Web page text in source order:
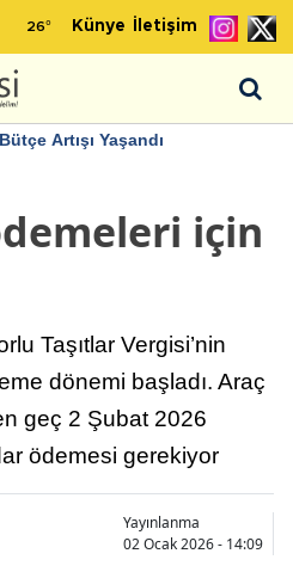
26° Künye İletişim
Artışı Yaşandı
için
Taşıtlar Vergisi’nin
dönemi başladı. Araç
geç 2 Şubat 2026
ödemesi gerekiyor
Yayınlanma
02 Ocak 2026 - 14:09